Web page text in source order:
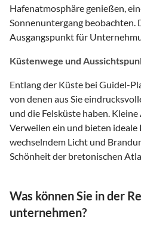
Hafenatmosphäre genießen,
Sonnenuntergang beobachten.
Ausgangspunkt für
Küstenwege und
Entlang der Küste bei Guidel-
von denen aus Sie
und die Felsküste haben.
Verweilen ein und bieten
wechselndem Licht und
Schönheit der bretonischen
Was können Sie in der
unternehmen?